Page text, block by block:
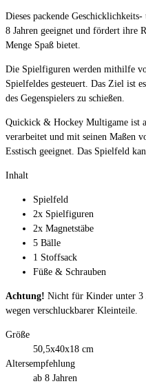
Dieses packende
8 Jahren geeignet und fördert ihre
Menge Spaß bietet.
Die Spielfiguren werden mithilfe
Spielfeldes gesteuert. Das Ziel ist
des Gegenspielers zu schießen.
Quickick & Hockey Multigame ist
verarbeitet und mit seinen Maßen
Esstisch geeignet. Das Spielfeld
Inhalt
Spielfeld
2x Spielfiguren
2x Magnetstäbe
5 Bälle
1 Stoffsack
Füße & Schrauben
Achtung! Nicht für Kinder unter 3
wegen verschluckbarer Kleinteile.
Größe
50,5x40x18 cm
Altersempfehlung
ab 8 Jahren